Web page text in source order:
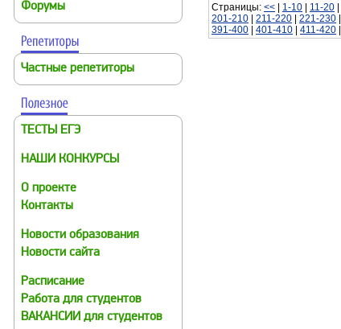
Форумы
Частные репетиторы
ТЕСТЫ ЕГЭ
НАШИ КОНКУРСЫ
О проекте
Контакты
Новости образования
Новости сайта
Расписание
Работа для студентов
ВАКАНСИИ для студентов
Страницы: << 1-10 11-20
201-210
211-220 221-230
391-400
401-410 411-420